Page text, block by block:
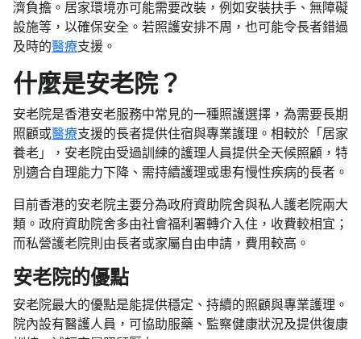
濟負擔。居家環境亦可能需要改裝，例如安裝扶手、無障礙
設施等，以確保安全。若照護安排不周，也可能令長者錯過
及時的醫療支援。
什麼是安老院？
安老院是香港安老服務中常見的一種照護選擇，為需要長期
照顧或醫療支援的長者提供住宿與專業護理。相較於「居家
養老」，安老院由受過訓練的護理人員提供全天候照顧，特
別適合自理能力下降、需持續護理或患有慢性疾病的長者。
目前香港的安老院主要分為政府資助院舍與私人護老院兩大
類。政府資助院舍多由社會福利署轉介入住，收費較相宜；
而私營護老院則由長者或家屬自由申請，費用較高。
安老院的優點
安老院最大的優點是能提供穩定、持續的照顧與專業護理。
院內設有醫護人員，可協助服藥、監察健康狀況及提供復康